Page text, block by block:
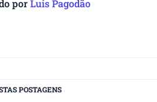
porLuis Pagodão
POSTAGENS